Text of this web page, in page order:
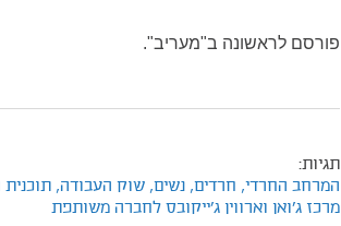
פורסם לראשונה ב"מעריב".
תגיות:
המרחב החרדי, חרדים, נשים, שוק העבודה,
מרכז ג'ואן וארווין ג'ייקובס לחברה משותפת